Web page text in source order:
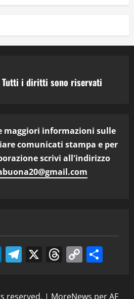
Tutti i diritti sono riservati
maggiori informazioni sulle
comunicati stampa e per
scrivi all'indirizzo
LinkedIn
Telegram
X Threads
Copy
reserved. | MoreNews per AF